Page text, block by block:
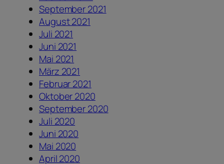
September 2021
August 2021
Juli 2021
Juni 2021
Mai 2021
März 2021
Februar 2021
Oktober 2020
September 2020
Juli 2020
Juni 2020
Mai 2020
April 2020